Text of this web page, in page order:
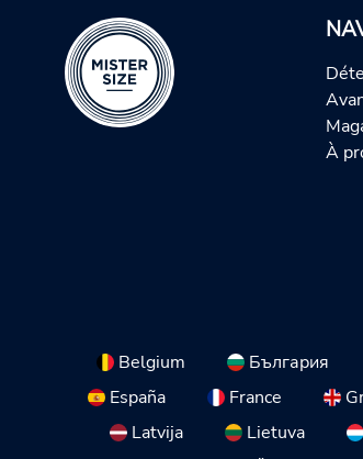
À
Belgium България
España
France
Latvija
Lietuva